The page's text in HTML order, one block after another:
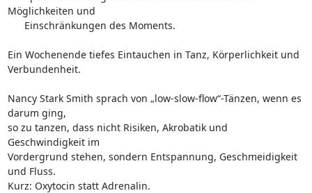
Möglichkeiten und
Ein Wochenende tiefes Eintauchen in Tanz, Körperlichkeit und
Verbundenheit.
Nancy Stark Smith sprach von „low-slow-flow“-Tänzen, wenn es
darum ging,
so zu tanzen, dass nicht Risiken, Akrobatik und
Geschwindigkeit im
Vordergrund stehen, sondern Entspannung, Geschmeidigkeit
und Fluss.
Kurz: Oxytocin statt Adrenalin.